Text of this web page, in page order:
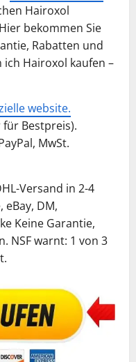
Hairoxol
bekommen Sie
Rabatten und
Hairoxol kaufen –
website.
Bestpreis).
MwSt.
Versand in 2-4
eBay, DM,
Keine Garantie,
NSF warnt: 1 von 3